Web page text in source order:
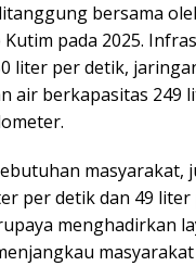
bersama
pada 2025.
liter per detik,
air berkapasitas 249
masyarakat,
per detik dan 49
menghadirkan
masyarakat